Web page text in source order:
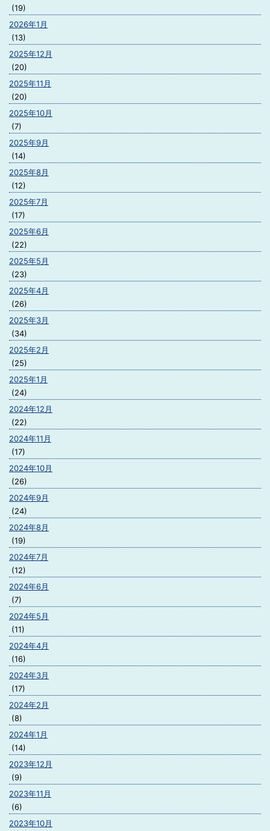
(19)
2026年1月
(13)
2025年12月
(20)
2025年11月
(20)
2025年10月
(7)
2025年9月
(14)
2025年8月
(12)
2025年7月
(17)
2025年6月
(22)
2025年5月
(23)
2025年4月
(26)
2025年3月
(34)
2025年2月
(25)
2025年1月
(24)
2024年12月
(22)
2024年11月
(17)
2024年10月
(26)
2024年9月
(24)
2024年8月
(19)
2024年7月
(12)
2024年6月
(7)
2024年5月
(11)
2024年4月
(16)
2024年3月
(17)
2024年2月
(8)
2024年1月
(14)
2023年12月
(9)
2023年11月
(6)
2023年10月